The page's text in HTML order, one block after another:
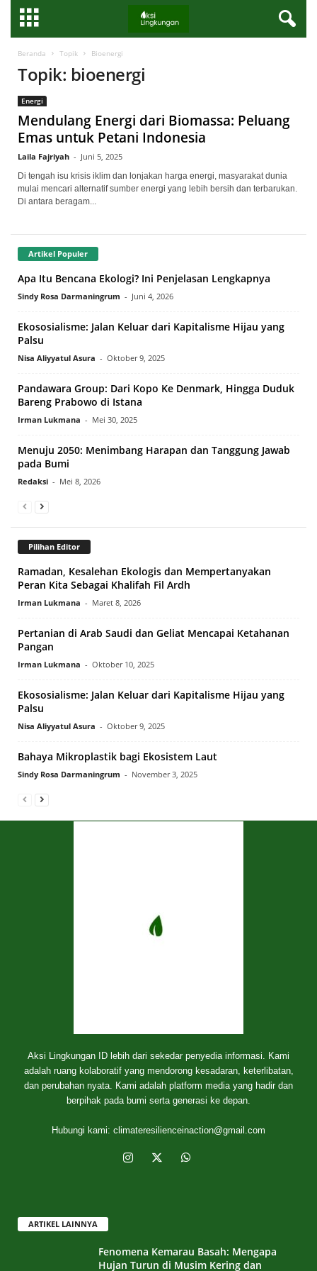
Beranda Topik Bioenergi
Topik: bioenergi
Energi
Mendulang Energi dari Biomassa: Peluang
Emas untuk Petani Indonesia
Laila Fajriyah - Juni 5, 2025
Di tengah isu krisis iklim dan lonjakan harga energi, masyarakat dunia
mulai mencari alternatif sumber energi yang lebih bersih dan terbarukan.
Di antara beragam...
Artikel Populer
Apa Itu Bencana Ekologi? Ini Penjelasan Lengkapnya
Sindy Rosa Darmaningrum - Juni 4, 2026
Ekososialisme: Jalan Keluar dari Kapitalisme Hijau yang
Palsu
Nisa Aliyyatul Asura - Oktober 9, 2025
Pandawara Group: Dari Kopo Ke Denmark, Hingga Duduk
Bareng Prabowo di Istana
Irman Lukmana - Mei 30, 2025
Menuju 2050: Menimbang Harapan dan Tanggung Jawab
pada Bumi
Redaksi - Mei 8, 2026
Pilihan Editor
Ramadan, Kesalehan Ekologis dan Mempertanyakan
Peran Kita Sebagai Khalifah Fil Ardh
Irman Lukmana - Maret 8, 2026
Pertanian di Arab Saudi dan Geliat Mencapai Ketahanan
Pangan
Irman Lukmana - Oktober 10, 2025
Ekososialisme: Jalan Keluar dari Kapitalisme Hijau yang
Palsu
Nisa Aliyyatul Asura - Oktober 9, 2025
Bahaya Mikroplastik bagi Ekosistem Laut
Sindy Rosa Darmaningrum - November 3, 2025
Aksi Lingkungan ID lebih dari sekedar penyedia informasi. Kami
adalah ruang kolaboratif yang mendorong kesadaran, keterlibatan,
dan perubahan nyata. Kami adalah platform media yang hadir dan
berpihak pada bumi serta generasi ke depan.
Hubungi kami: climateresilienceinaction@gmail.com
ARTIKEL LAINNYA
Fenomena Kemarau Basah: Mengapa
Hujan Turun di Musim Kering dan